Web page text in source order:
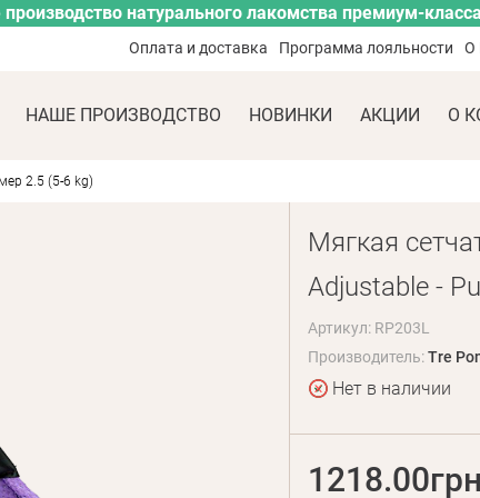
натурального лакомства премиум-
Оплата и доставка Программа лояльности О
НАШЕ ПРОИЗВОДСТВО НОВИНКИ АКЦИИ О
2.5 (5-6 kg)
Мягкая
Adjustable -
Артикул: RP203L
Производитель:Tre
Нет в наличии
1218.00грн